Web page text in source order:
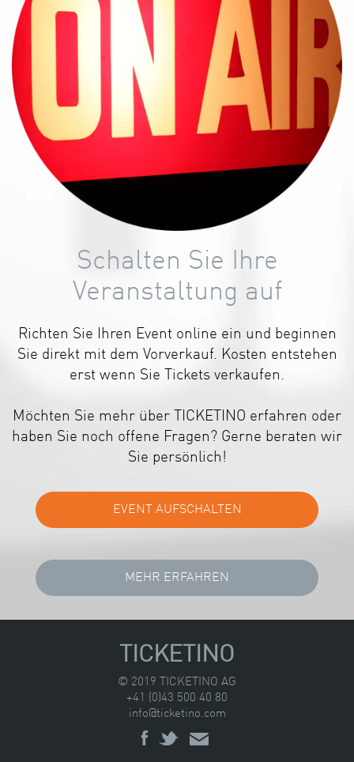
Schalten Sie Ihre
Veranstaltung auf
Richten Sie Ihren Event online ein und beginnen
Sie direkt mit dem Vorverkauf. Kosten entstehen
erst wenn Sie Tickets verkaufen.
Möchten Sie mehr über TICKETINO erfahren oder
haben Sie noch offene Fragen? Gerne beraten wir
Sie persönlich!
TICKETINO
© 2019 TICKETINO AG
+41 (0)43 500 40 80
info@ticketino.com